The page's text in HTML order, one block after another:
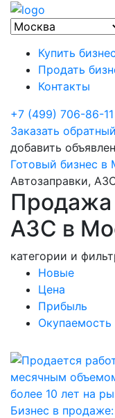
Купить бизнес
Продать
Контакты
+7 (499) 706-86-11
Заказать
добавить
Готовый бизнес в
Автозаправки,
Продажа
АЗС в
категории и
Новые
Цена
Прибыль
Окупаемость
Бизнес в